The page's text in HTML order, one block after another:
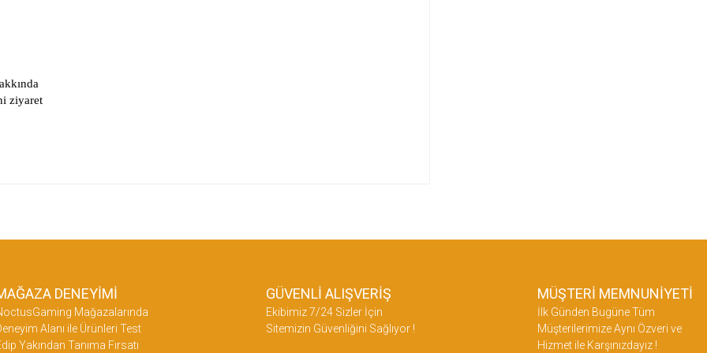
ziyaret
DENEYİMİ
Mağazalarında
Alanı ile Ürünleri Test
Yakından Tanıma Fırsatı
GÜVENLİ ALIŞVERİŞ
Ekibimiz 7/24 Sizler İçin
Sitemizin Güvenliğini Sağlıyor !
MÜŞTERİ MEMNUNİYETİ
İlk Günden Bugüne Tüm
Müşterilerimize Aynı Özveri ve
Hizmet ile Karşınızdayız !